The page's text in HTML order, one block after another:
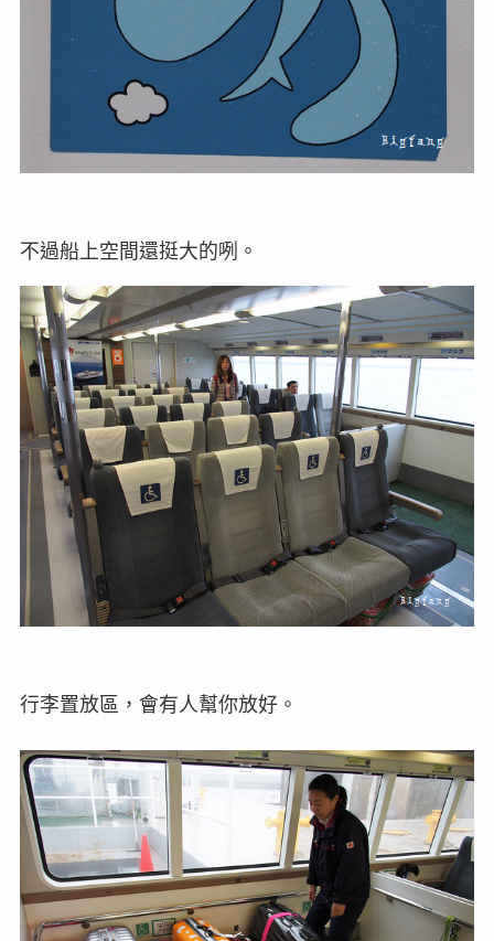
不過船上空間還挺大的咧。
行李置放區，會有人幫你放好。